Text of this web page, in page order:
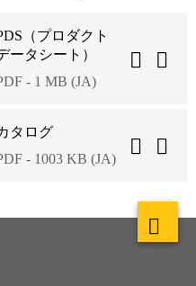
（プロダクト
ータシート）
- 1 MB (JA)
タログ
- 1003 KB (JA)